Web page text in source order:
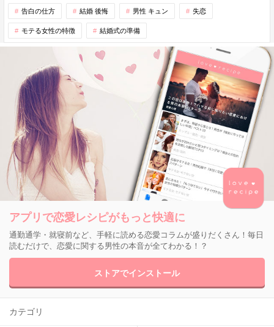
告白の仕方 結婚 後悔 男性 キュン 失恋
モテる女性の特徴 結婚式の準備
アプリで恋愛レシピがもっと快適に
通勤通学・就寝前など、手軽に読める恋愛コラムが盛りだくさん！毎日
読むだけで、恋愛に関する男性の本音が全てわかる！？
ストアでインストール
カテゴリ